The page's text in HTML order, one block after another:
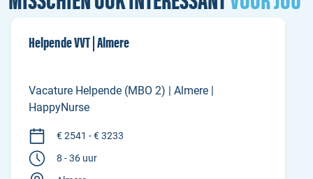
Helpende VVT | Almere
Vacature Helpende (MBO 2) | Almere |
HappyNurse
€ 2541 - € 3233
8 - 36 uur